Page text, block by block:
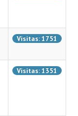
Visitas: 1751
Visitas: 1351